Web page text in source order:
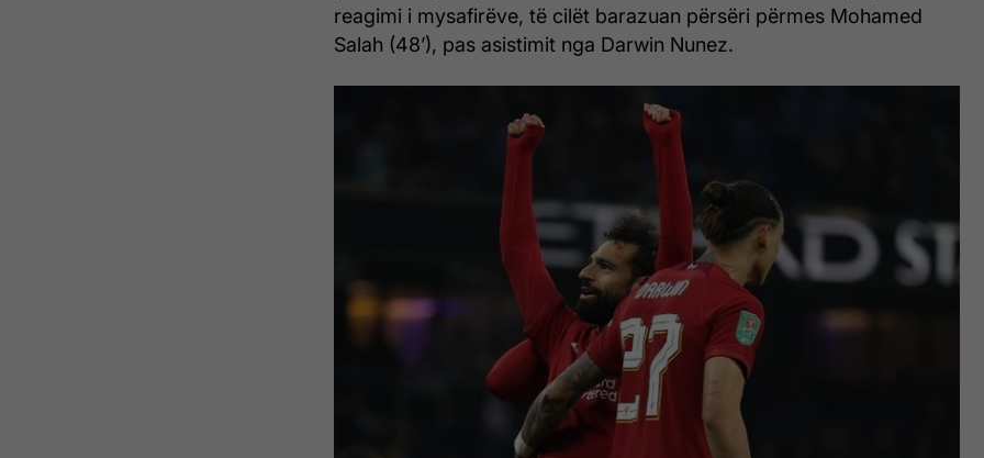
reagimi i mysafirëve, të cilët barazuan përsëri përmes Mohamed
Salah (48’), pas asistimit nga Darwin Nunez.